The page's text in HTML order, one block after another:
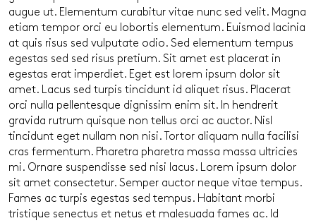
augue ut. Elementum curabitur vitae nunc sed velit. Magna
etiam tempor orci eu lobortis elementum. Euismod lacinia
at quis risus sed vulputate odio. Sed elementum tempus
egestas sed sed risus pretium. Sit amet est placerat in
egestas erat imperdiet. Eget est lorem ipsum dolor sit
amet. Lacus sed turpis tincidunt id aliquet risus. Placerat
orci nulla pellentesque dignissim enim sit. In hendrerit
gravida rutrum quisque non tellus orci ac auctor. Nisl
tincidunt eget nullam non nisi. Tortor aliquam nulla facilisi
cras fermentum. Pharetra pharetra massa massa ultricies
mi. Ornare suspendisse sed nisi lacus. Lorem ipsum dolor
sit amet consectetur. Semper auctor neque vitae tempus.
Fames ac turpis egestas sed tempus. Habitant morbi
tristique senectus et netus et malesuada fames ac. Id